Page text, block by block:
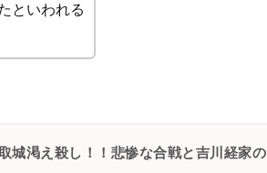
といわれる
城渇え殺し！！悲惨な合戦と吉川経家の